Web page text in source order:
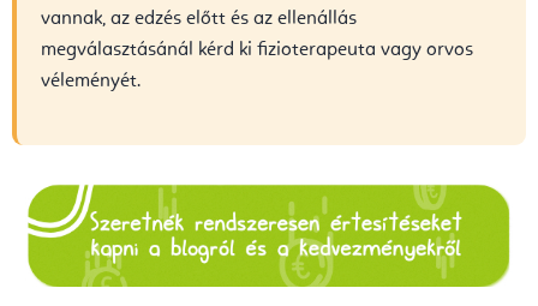
vannak, az edzés előtt és az ellenállás
megválasztásánál kérd ki fizioterapeuta vagy orvos
véleményét.